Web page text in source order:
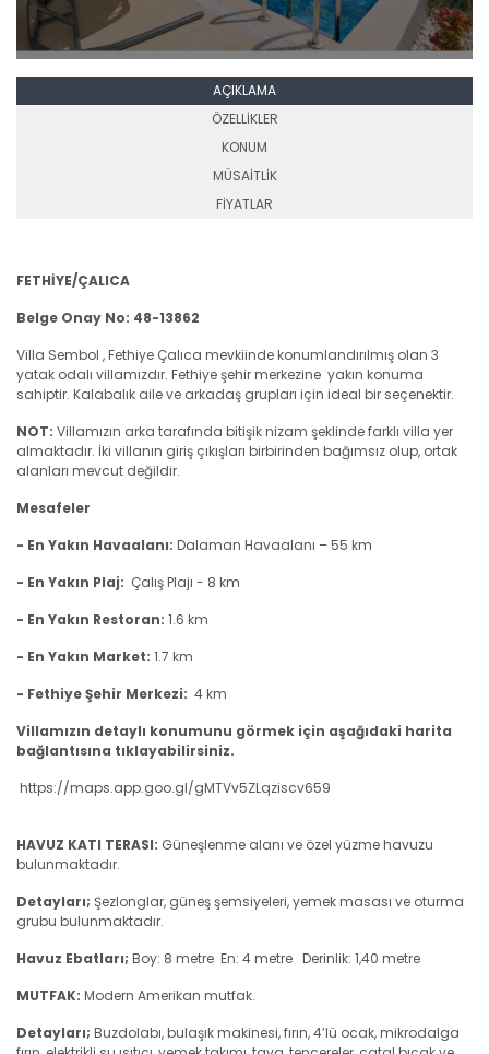
AÇIKLAMA
ÖZELLİKLER
KONUM
MÜSAİTLİK
FİYATLAR
FETHİYE/ÇALICA
Belge Onay No: 48-13862
Villa Sembol , Fethiye Çalıca mevkiinde konumlandırılmış olan 3
yatak odalı villamızdır. Fethiye şehir merkezine yakın konuma
sahiptir. Kalabalık aile ve arkadaş grupları için ideal bir seçenektir.
NOT: Villamızın arka tarafında bitişik nizam şeklinde farklı villa yer
almaktadır. İki villanın giriş çıkışları birbirinden bağımsız olup, ortak
alanları mevcut değildir.
Mesafeler
- En Yakın Havaalanı: Dalaman Havaalanı – 55 km
- En Yakın Plaj: ÇalışPlajı - 8 km
- En Yakın Restoran: 1.6 km
- En Yakın Market: 1.7 km
- Fethiye Şehir Merkezi: 4 km
Villamızın detaylı konumunu görmek için aşağıdaki harita
bağlantısına tıklayabilirsiniz.
https://maps.app.goo.gl/gMTVv5ZLqziscv659
HAVUZ KATI TERASI: Güneşlenme alanı ve özel yüzme havuzu
bulunmaktadır.
Detayları; Şezlonglar, güneş şemsiyeleri, yemek masası ve oturma
grubu bulunmaktadır.
Havuz Ebatları; Boy: 8 metre En: 4 metre Derinlik: 1,40 metre
MUTFAK: Modern Amerikan mutfak.
Detayları; Buzdolabı, bulaşık makinesi, fırın, 4’lü ocak, mikrodalga